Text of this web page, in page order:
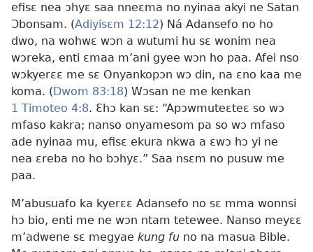
efisɛ nea ɔhyɛ saa nneɛma no nyinaa akyi ne Satan
Ɔbonsam. (Adiyisɛm 12:12) Ná Adansefo no ho
dwo, na wohwɛ wɔn a wutumi hu sɛ wonim nea
wɔreka, enti ɛmaa m’ani gyee wɔn ho paa. Afei nso
wɔkyerɛɛ me sɛ Onyankopɔn wɔ din, na ɛno kaa me
koma. ( Dwom 83:18) Wɔsan ne me kenkan
1 Timoteo 4:8. Ɛhɔ kan sɛ: “Apɔwmuteɛteɛ so wɔ
mfaso kakra; nanso onyamesom pa so wɔ mfaso
ade nyinaa mu, efisɛ ekura nkwa a ɛwɔ hɔ yi ne
nea ɛreba no ho bɔhyɛ.” Saa nsɛm no pusuw me
paa.
M’abusuafo ka kyerɛɛ Adansefo no sɛ mma wonnsi
hɔ bio, enti me ne wɔn ntam tetewee. Nanso meyɛɛ
m’adwene sɛ megyae kung fu no na masua Bible.